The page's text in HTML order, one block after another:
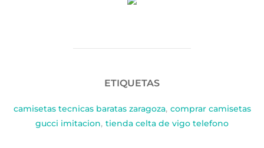
ETIQUETAS
camisetas tecnicas baratas zaragoza, comprar camisetas
gucci imitacion, tienda celta de vigo telefono